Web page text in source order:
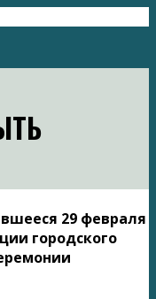
29 февраля
городского